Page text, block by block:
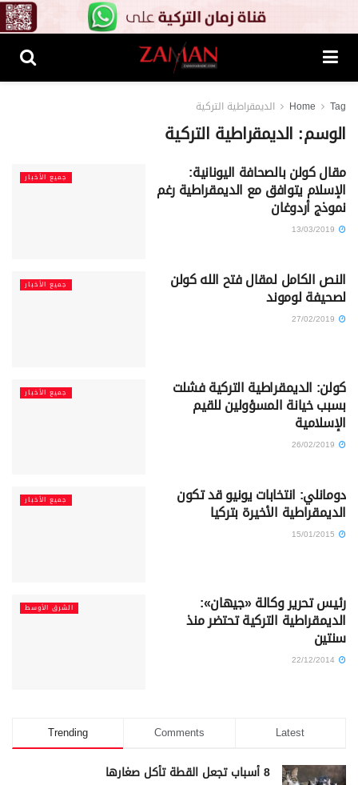
Home Tag الديمقراطية التركية
الوسم: الديمقراطية التركية
جميع الأخبار مقال كولن بالصحافة اليونانية:
الإسلام يتوافق مع الديمقراطية رغم
نموذج أردوغان
جميع الأخبار النص الكامل لمقال فتح الله كولن
لصحيفة لوموند
جميع الأخبار كولن: الديمقراطية التركية فشلت
بسبب خيانة المسؤولين للقيم
الإسلامية
جميع الأخبار دومانلي: انتخابات يونيو قد تكون
الديمقراطية الأخيرة بتركيا
الشرق الأوسط رئيس تحرير وكالة «جيهان»:
الديمقراطية التركية تحتضر منذ
سنتين
Trending Comments Latest
8 أسباب تجعل القطة تأكل صغارها